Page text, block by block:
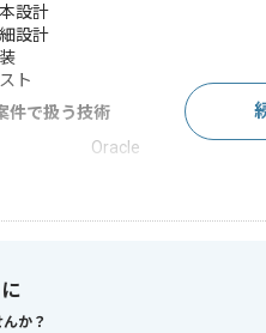
設計
設計
ト
件で扱う技術
Oracle
を用いた開発経験
を用いた開発経験
か？